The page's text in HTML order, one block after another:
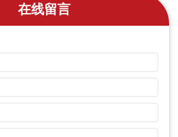
在线留言